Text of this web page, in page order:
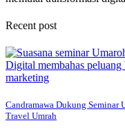
Recent post
Candramawa Dukung
Travel Umrah